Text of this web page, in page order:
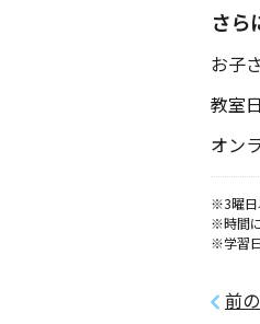
さら
お子
教室日
オン
※3曜日
※時間
※学習
前